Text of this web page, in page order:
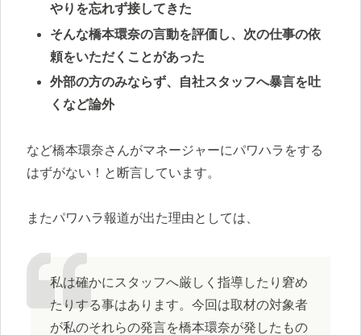
やりを忘れず接してきた
そんな橋本環奈の言動を評価し、次の仕事の依
頼をいただくことがあった
外部の方のみならず、自社スタッフへ暴言を吐
くなど論外
など橋本環奈さんがマネージャーにパワハラをする
はずがない！と断言しています。
またパワハラ報道が出た理由としては、
私は確かにスタッフへ厳しく指導したり窘め
たりする事はあります。今回は取材の対象者
が私のそれらの発言を橋本環奈が発したもの